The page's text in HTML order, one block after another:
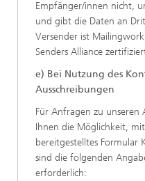
Empfänger/innen nicht,
und gibt die Daten an
Versender ist
Senders Alliance
e) Bei Nutzung des
Ausschreibungen
Für Anfragen zu unseren
Ihnen die Möglichkeit,
bereitgestelltes Formular
sind die folgenden
erforderlich: